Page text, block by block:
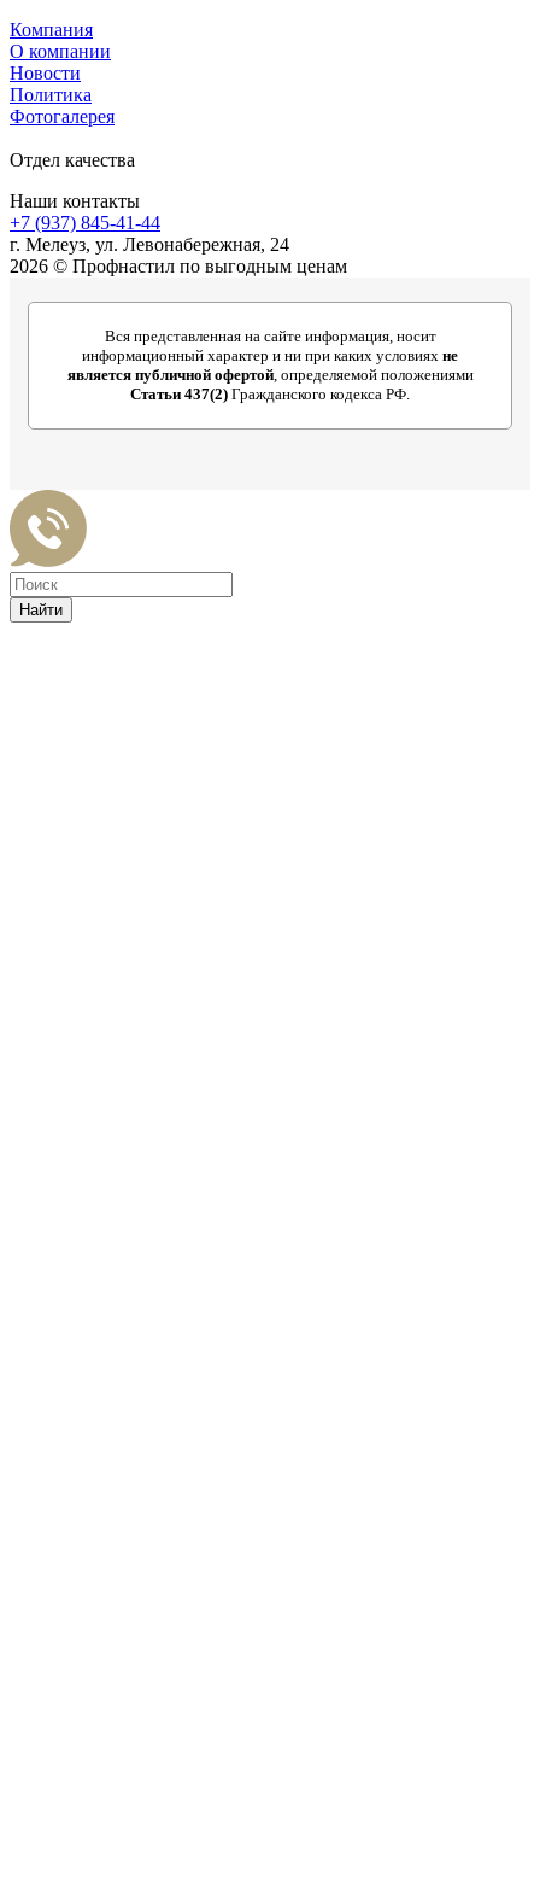
Компания
О компании
Новости
Политика
Фотогалерея
Отдел качества
Наши контакты
+7 (937) 845-41-44
г. Мелеуз, ул. Левонабережная, 24
2026 © Профнастил по выгодным ценам
Вся представленная на сайте информация, носит
информационный характер и ни при каких условиях не
является публичной офертой, определяемой положениями
Статьи 437(2) Гражданского кодекса РФ.
Найти